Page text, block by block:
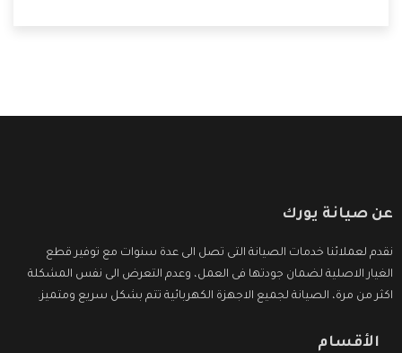
عن صيانة يورك
نقدم لعملائنا خدمات الصيانة التى تصل الى عدة سنوات مع توفير قطع
الغيار الاصلية لضمان جودتها فى العمل، وعدم التعرض الى نفس المشكلة
اكثر من مرة، الصيانة لجميع الاجهزة الكهربائية تتم بشكل سريع ومتميز.
الأقسام